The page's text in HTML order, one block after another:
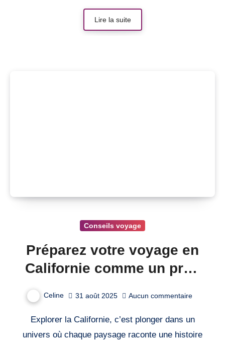
Lire la suite
Conseils voyage
Préparez votre voyage en
Californie comme un pro :
Celine 31 août 2025 Aucun commentaire
Explorer la Californie, c’est plonger dans un
univers où chaque paysage raconte une histoire